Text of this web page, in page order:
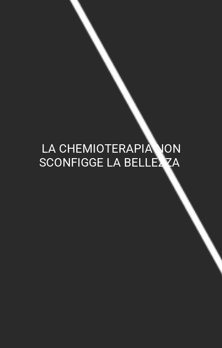
LA CHEMIOTERAPIA NON
SCONFIGGE LA BELLEZZA